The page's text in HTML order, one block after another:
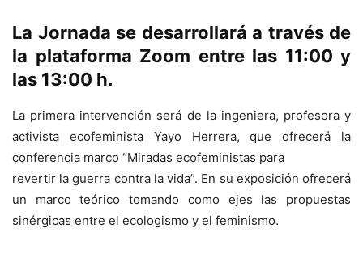
La Jornada se desarrollará a través de
la plataforma Zoom entre las 11:00 y
las 13:00 h.
La primera intervención será de la ingeniera, profesora y
activista ecofeminista Yayo Herrera, que ofrecerá la
conferencia marco “Miradas ecofeministas para
revertir la guerra contra la vida”. En su exposición ofrecerá
un marco teórico tomando como ejes las propuestas
sinérgicas entre el ecologismo y el feminismo.